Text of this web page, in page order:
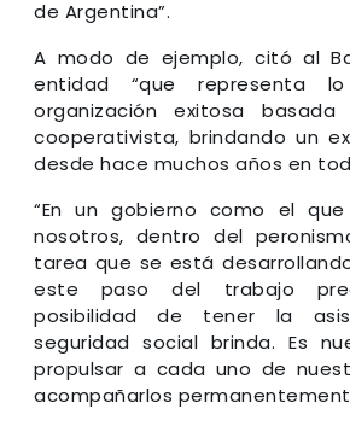
de Argentina”.
A modo de ejemplo, citó al
entidad “que representa
organización exitosa
cooperativista, brindando un
desde hace muchos años en
“En un gobierno como el que
nosotros, dentro del
tarea que se está
este paso del trabajo
posibilidad de tener la
seguridad social brinda. Es
propulsar a cada uno de
acompañarlos